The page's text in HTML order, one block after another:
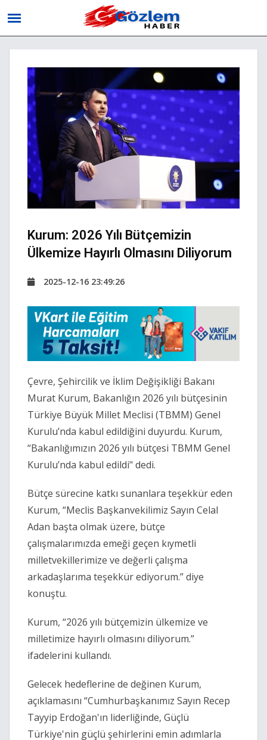
Kurum: 2026 Yılı Bütçemizin
Ülkemize Hayırlı Olmasını Diliyorum
2025-12-16 23:49:26
Çevre, Şehircilik ve İklim Değişikliği Bakanı
Murat Kurum, Bakanlığın 2026 yılı bütçesinin
Türkiye Büyük Millet Meclisi (TBMM) Genel
Kurulu’nda kabul edildiğini duyurdu. Kurum,
“Bakanlığımızın 2026 yılı bütçesi TBMM Genel
Kurulu’nda kabul edildi" dedi.
Bütçe sürecine katkı sunanlara teşekkür eden
Kurum, “Meclis Başkanvekilimiz Sayın Celal
Adan başta olmak üzere, bütçe
çalışmalarımızda emeği geçen kıymetli
milletvekillerimize ve değerli çalışma
arkadaşlarıma teşekkür ediyorum.” diye
konuştu.
Kurum, “2026 yılı bütçemizin ülkemize ve
milletimize hayırlı olmasını diliyorum.”
ifadelerini kullandı.
Gelecek hedeflerine de değinen Kurum,
açıklamasını “Cumhurbaşkanımız Sayın Recep
Tayyip Erdoğan'ın liderliğinde, Güçlü
Türkiye'nin güçlü şehirlerini emin adımlarla